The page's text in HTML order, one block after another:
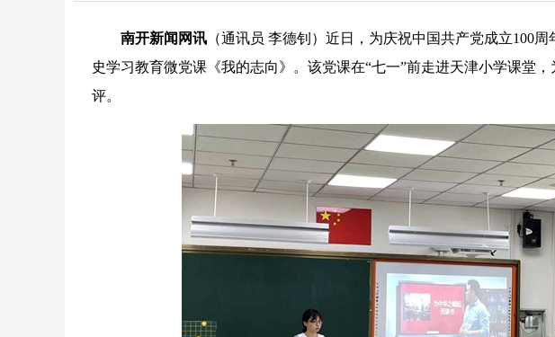
南开新闻网讯 （通讯员 李德钊）近日，为庆祝中国共产党成立100
史学习教育微党课《我的志向》。该党课在“七一”前走进天津小学课堂
评。